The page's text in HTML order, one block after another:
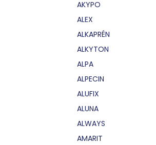
AKYPO
ALEX
ALKAPRÉN
ALKYTON
ALPA
ALPECIN
ALUFIX
ALUNA
ALWAYS
AMARIT